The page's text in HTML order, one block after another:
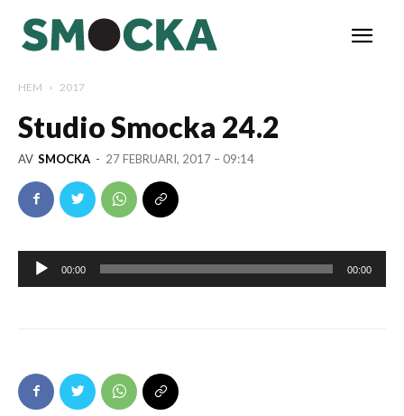
HEM 2017
Studio Smocka 24.2
AV SMOCKA - 27 FEBRUARI, 2017 – 09:14
Ljudspelare
00:00 00:00